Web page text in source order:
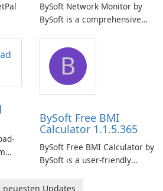
BySoft Network Monitor by
BySoft is a comprehensive
designed to help businesses
effectively manage their
network infrastructure.
B
BySoft Free BMI
Calculator 1.1.5.365
BySoft Free BMI Calculator by
BySoft is a user-friendly
designed to help you
neuesten Updates